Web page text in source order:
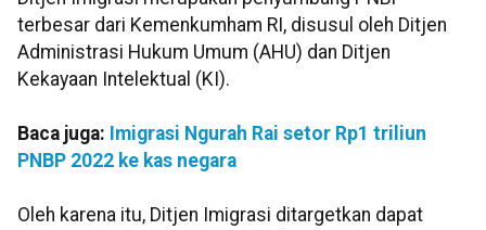
terbesar dari Kemenkumham RI, disusul oleh Ditjen
Administrasi Hukum Umum (AHU) dan Ditjen
Kekayaan Intelektual (KI).
Baca juga: Imigrasi Ngurah Rai setor Rp1 triliun
PNBP 2022 ke kas negara
Oleh karena itu, Ditjen Imigrasi ditargetkan dapat